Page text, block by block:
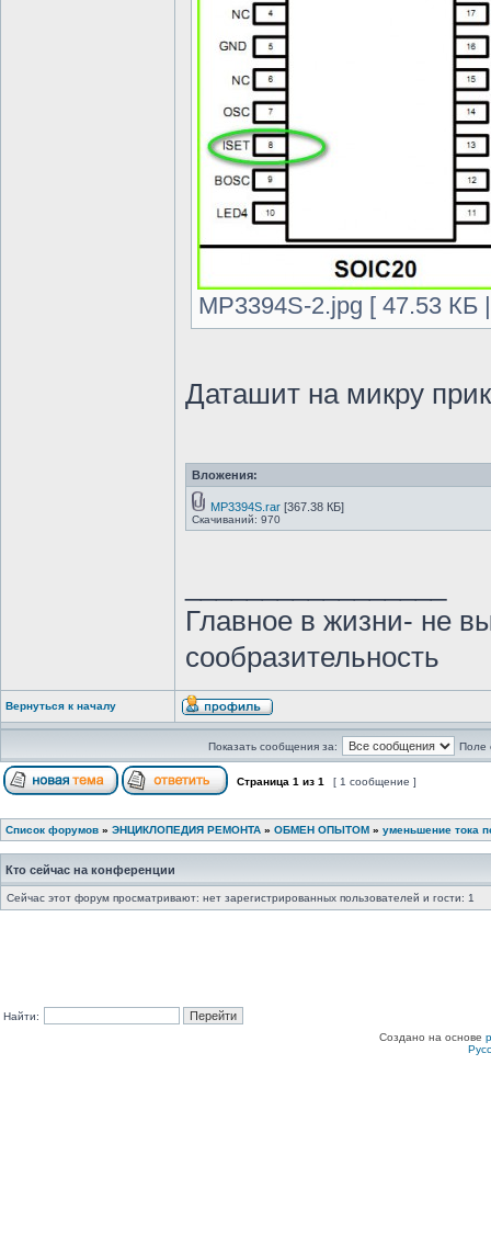
MP3394S-2.jpg [ 47.53 КБ
Даташит на микру
Вложения:
MP3394S.rar [367.38 КБ]
Скачиваний: 970
Главное в жизни- не
сообразительность
Вернуться к началу
Показать сообщения за: Поле
Страница 1 из 1 [ 1 сообщение ]
Список форумов » ЭНЦИКЛОПЕДИЯ РЕМОНТА » ОБМЕН ОПЫТОМ » уменьшение тока
Кто сейчас на конференции
Сейчас этот форум просматривают: нет зарегистрированных пользователей и гости: 1
Найти:
Создано на основе